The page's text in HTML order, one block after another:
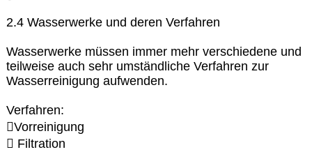
2.4 Wasserwerke und deren Verfahren
Wasserwerke müssen immer mehr verschiedene und
teilweise auch sehr umständliche Verfahren zur
Wasserreinigung aufwenden.
Verfahren:
Vorreinigung
 Filtration